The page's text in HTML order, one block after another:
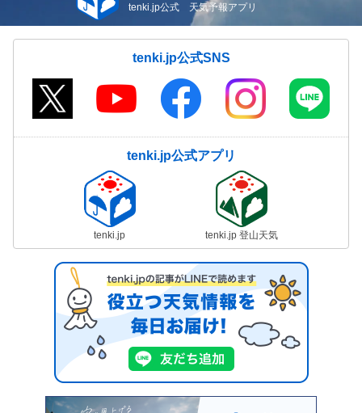
tenki.jp公式 天気予報アプリ
tenki.jp公式SNS
tenki.jp公式アプリ
tenki.jp tenki.jp 登山天気